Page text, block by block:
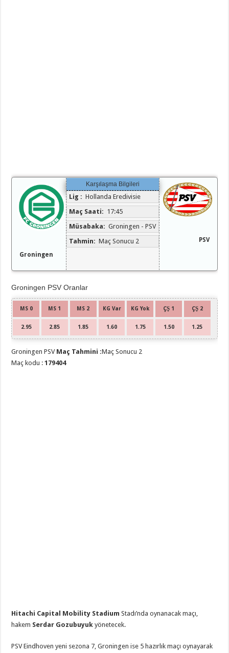
Groningen
Karşılaşma Bilgileri
Lig : Hollanda Eredivisie
Maç Saati: 17:45
Müsabaka: Groningen - PSV
Tahmin: Maç Sonucu 2 PSV
Groningen PSV Oranlar
MS 0 MS 1 MS 2 KG Var KG Yok ÇŞ 1 ÇŞ 2
2.95 2.85 1.85 1.60 1.75 1.50 1.25
Groningen PSV Maç Tahmini :Maç Sonucu 2
Maç kodu :179404
Hitachi Capital Mobility Stadium Stadı’nda oynanacak maçı,
hakem Serdar Gozubuyuk yönetecek.
PSV Eindhoven yeni sezona 7, Groningen ise 5 hazırlık maçı oynayarak